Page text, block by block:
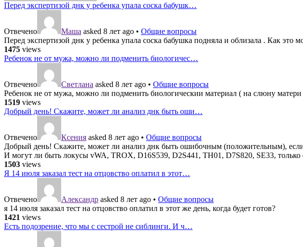
Перед экспертизой днк у ребенка упала соска бабушк…
Отвечено Маша asked 8 лет ago • Общие вопросы
Перед экспертизой днк у ребенка упала соска бабушка подняла и облизала . Как
1475 views
Ребенок не от мужа, можно ли подменить биологичес…
Отвечено Светлана asked 8 лет ago • Общие вопросы
Ребенок не от мужа, можно ли подменить биологическии материал ( на слюну матери
1519 views
Добрый день! Скажите, может ли анализ днк быть оши…
Отвечено Ксения asked 8 лет ago • Общие вопросы
Добрый день! Скажите, может ли анализ днк быть ошибочным (положительным),
И могут ли быть локусы vWA, TROX, D16S539, D2S441, TH01, D7S820, SE33,
1503 views
Я 14 июля заказал тест на отцовство оплатил в этот…
Отвечено Александр asked 8 лет ago • Общие вопросы
я 14 июля заказал тест на отцовство оплатил в этот же день, когда будет готов?
1421 views
Есть подозрение, что мы с сестрой не сиблинги. И ч…